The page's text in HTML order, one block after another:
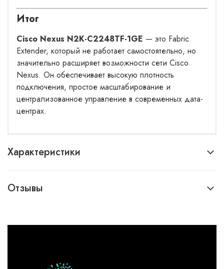
Итог
Cisco Nexus N2K-C2248TF-1GE — это Fabric
Extender, который не работает самостоятельно, но
значительно расширяет возможности сети Cisco
Nexus. Он обеспечивает высокую плотность
подключения, простое масштабирование и
централизованное управление в современных дата-
центрах.
Характеристики
Отзывы